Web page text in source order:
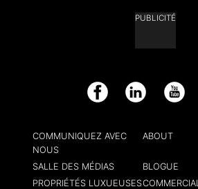
PUBLICITÉ
Facebook LinkedIn YouTube
COMMUNIQUEZ AVEC
NOUS
ABOUT
SALLE DES MÉDIAS
BLOGUE
PROPRIÉTÉS LUXUEUSESCOMMERCIAL